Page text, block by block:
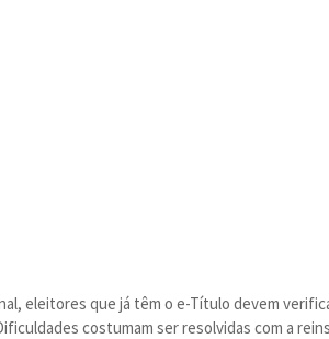
eleitores que já têm o e-Título devem
costumam ser resolvidas com a